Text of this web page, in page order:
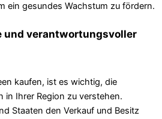
ein gesundes Wachstum zu fördern.
und verantwortungsvoller
kaufen, ist es wichtig, die
in Ihrer Region zu verstehen.
Staaten den Verkauf und Besitz